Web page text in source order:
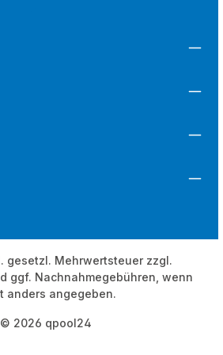
© 2026 qpool24
gesetzl. Mehrwertsteuer zzgl.
ggf. Nachnahmegebühren, wenn
anders angegeben.